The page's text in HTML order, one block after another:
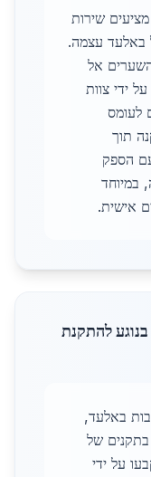
שירות
באלעד עצמה.
אל
ידי צוות
לעומס
תוך
הספק
במיוחד
אישית.
להתקנת
באלעד,
של
על ידי